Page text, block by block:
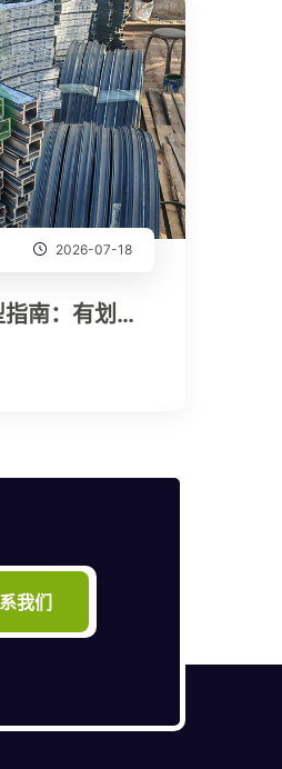
2026-07-18
南：有划痕
呼市金錾型
子创新解决
我们